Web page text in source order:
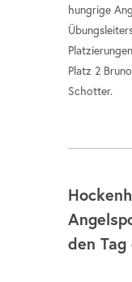
hungrige
Platz 2
Schotter.
den